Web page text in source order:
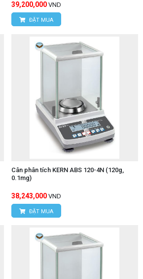
39,200,000 VND
ĐẶT MUA
Cân phân tích KERN ABS 120-4N (120g,
0.1mg)
38,243,000 VND
ĐẶT MUA